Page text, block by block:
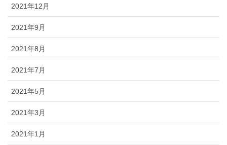
2021年12月
2021年9月
2021年8月
2021年7月
2021年5月
2021年3月
2021年1月